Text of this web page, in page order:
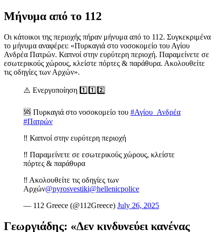
Μήνυμα από το 112
Οι κάτοικοι της περιοχής πήραν μήνυμα από το 112. Συγκεκριμένα
το μήνυμα αναφέρει: «Πυρκαγιά στο νοσοκομείο του Αγίου
Ανδρέα Πατρών. Καπνοί στην ευρύτερη περιοχή. Παραμείνετε σε
εσωτερικούς χώρους, κλείστε πόρτες & παράθυρα. Ακολουθείτε
τις οδηγίες των Αρχών».
⚠️ Ενεργοποίηση 1️⃣1️⃣2️⃣
🆘 Πυρκαγιά στο νοσοκομείο του #Αγίου_Ανδρέα
#Πατρών
‼️ Καπνοί στην ευρύτερη περιοχή
‼️ Παραμείνετε σε εσωτερικούς χώρους, κλείστε
πόρτες & παράθυρα
‼️ Ακολουθείτε τις οδηγίες των
Αρχών@pyrosvestiki@hellenicpolice
— 112 Greece (@112Greece) July 26, 2025
Γεωργιάδης: «Δεν κινδυνεύει κανένας